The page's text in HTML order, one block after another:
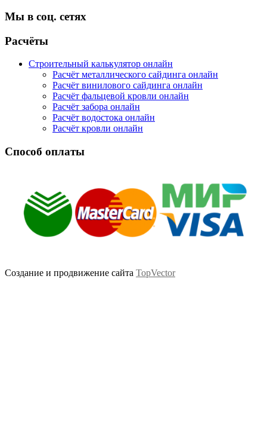
Мы в соц. сетях
Facebook
Twitter
Google
Instagram
Расчёты
Строительный калькулятор онлайн
Расчёт металлического сайдинга онлайн
Расчёт винилового сайдинга онлайн
Расчёт фальцевой кровли онлайн
Расчёт забора онлайн
Расчёт водостока онлайн
Расчёт кровли онлайн
Способ оплаты
Создание и продвижение сайта TopVector